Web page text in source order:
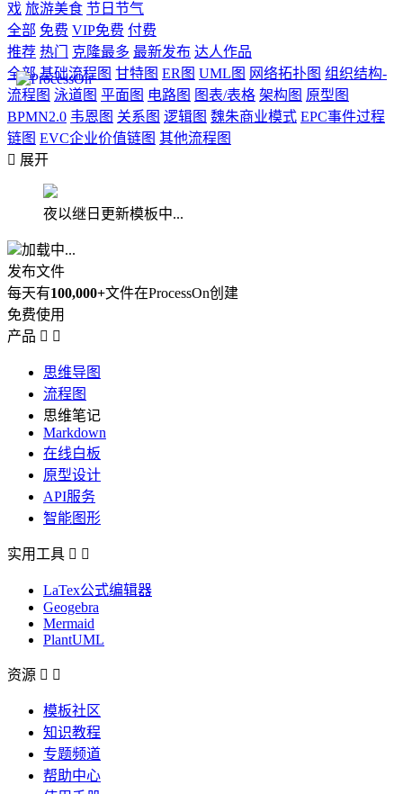
戏 旅游美食 节日节气
全部 免费 VIP免费 付费
推荐 热门 克隆最多 最新发布 达人作品
全部 基础流程图 甘特图 ER图 UML图 网络拓扑图 组织结构-
流程图 泳道图 平面图 电路图 图表/表格 架构图 原型图
BPMN2.0 韦恩图 关系图 逻辑图 魏朱商业模式 EPC事件过程
链图 EVC企业价值链图 其他流程图
 展开
夜以继日更新模板中...
加载中...
发布文件
每天有100,000+文件在ProcessOn创建
免费使用
产品  
思维导图
流程图
思维笔记
Markdown
在线白板
原型设计
API服务
智能图形
实用工具  
LaTex公式编辑器
Geogebra
Mermaid
PlantUML
资源  
模板社区
知识教程
专题频道
帮助中心